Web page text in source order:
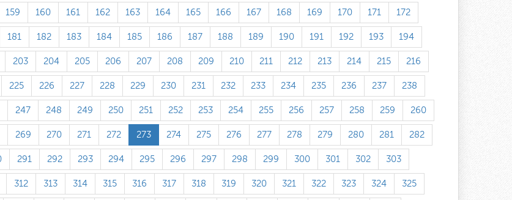
159 160 161 162 163 164 165 166 167 168 169 170 171 172
181 182 183 184 185 186 187 188 189 190 191 192 193 194
203 204 205 206 207 208 209 210 211 212 213 214 215 216
225 226 227 228 229 230 231 232 233 234 235 236 237 238
247 248 249 250 251 252 253 254 255 256 257 258 259 260
269 270 271 272 273 274 275 276 277 278 279 280 281 282
291 292 293 294 295 296 297 298 299 300 301 302 303
312 313 314 315 316 317 318 319 320 321 322 323 324 325